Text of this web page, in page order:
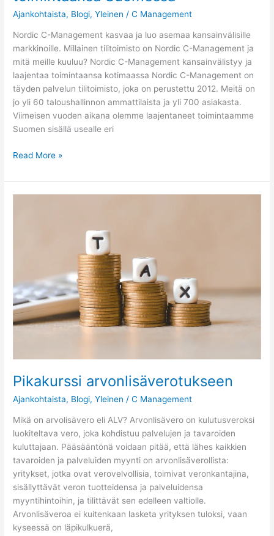
Ajankohtaista, Blogi,Yleinen /C Management
Nordic C-Management kasvaa ja luo asemaa kansainvälisille
markkinoille. Millainen tilitoimisto on Nordic C-Management ja
mitä meille kuuluu? Nordic C-Management kansainvälistyy ja
laajentaa toimintaansa kotimaassa Nordic C-Management on
täyden palvelun tilitoimisto, joka on perustettu 2012. Meitä on
jo yli 60 taloushallinnon ammattilaista ja yli 700 asiakasta.
Viimeisen vuoden aikana olemme laajentaneet toimintaamme
Suomen sisällä usealle eri
Read More »
Pikakurssi arvonlisäverotukseen
Ajankohtaista, Blogi,Yleinen /C Management
Mikä on arvolisävero eli ALV? Arvonlisävero on kulutusveroksi
luokiteltava vero, joka kohdistuu palvelujen ja tavaroiden
kuluttajaan. Pääsääntönä voidaan pitää, että lähes kaikkien
tavaroiden ja palveluiden myynti on arvonlisäverollista:
yritykset, jotka ovat verovelvollisia, toimivat veronkantajina,
sisällyttävät veron tuotteidensa ja palveluidensa
myyntihintoihin, ja tilittävät sen edelleen valtiolle.
Arvonlisäveroa ei kuitenkaan lasketa yrityksen tuloksi, vaan
kyseessä on läpikulkuerä,